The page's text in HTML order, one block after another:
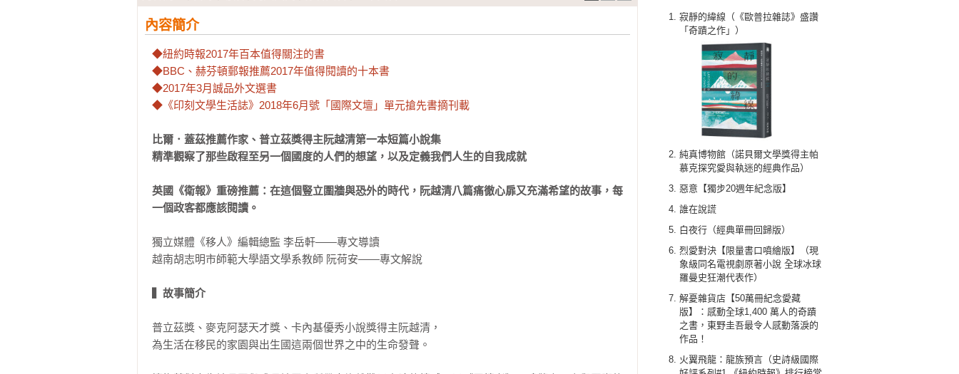
寂靜的緯線（《歐普拉雜誌》盛讚
「奇蹟之作」）
純真博物館（諾貝爾文學獎得主帕
慕克探究愛與執迷的經典作品）
惡意【獨步20週年紀念版】
誰在說謊
白夜行（經典單冊回歸版）
烈愛對決【限量書口噴繪版】（現
象級同名電視劇原著小說 全球冰球
羅曼史狂潮代表作）
解憂雜貨店【50萬冊紀念愛藏
版】：感動全球1,400 萬人的奇蹟
之書，東野圭吾最令人感動落淚的
作品！
火翼飛龍：龍族預言（史詩級國際
內容簡介
◆紐約時報2017年百本值得關注的書
◆BBC、赫芬頓郵報推薦2017年值得閱讀的十本書
◆2017年3月誠品外文選書
◆《印刻文學生活誌》2018年6月號「國際文壇」單元搶先書摘刊載
比爾．蓋茲推薦作家、普立茲獎得主阮越清第一本短篇小說集
精準觀察了那些啟程至另一個國度的人們的想望，以及定義我們人生的自我成就
英國《衛報》重磅推薦：在這個豎立圍牆與恐外的時代，阮越清八篇痛徹心扉又充滿希望的故事，每
一個政客都應該閱讀。
獨立媒體《移人》編輯總監 李岳軒——專文導讀
越南胡志明市師範大學語文學系教師 阮荷安——專文解說
▍故事簡介
普立茲獎、麥克阿瑟天才獎、卡內基優秀小說獎得主阮越清，
為生活在移民的家園與出生國這兩個世界之中的生命發聲。